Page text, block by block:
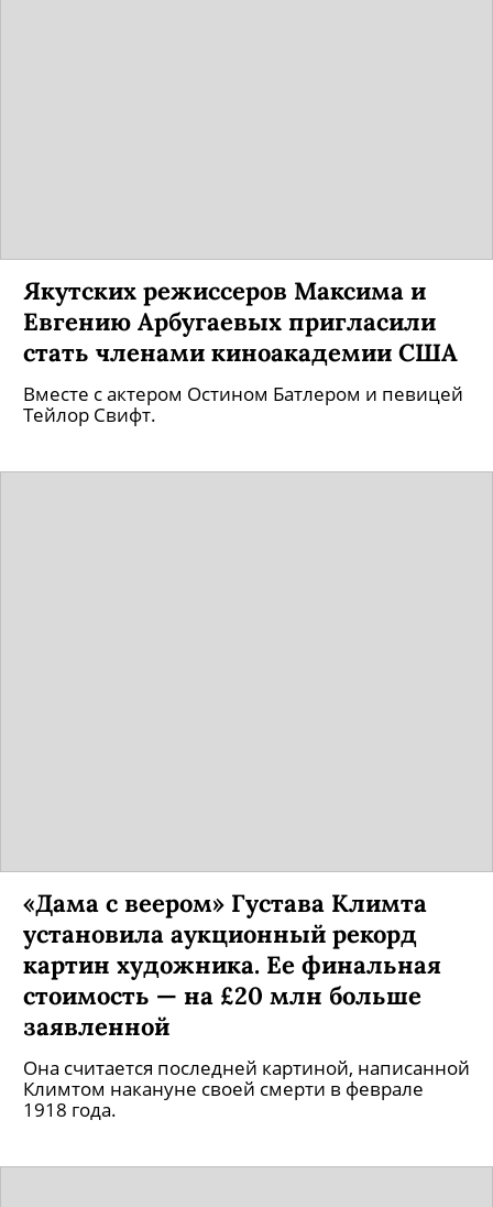
Якутских режиссеров Максима и
Евгению Арбугаевых пригласили
стать членами киноакадемии США
Вместе с актером Остином Батлером и певицей
Тейлор Свифт.
«Дама с веером» Густава Климта
установила аукционный рекорд
картин художника. Ее финальная
стоимость — на £20 млн больше
заявленной
Она считается последней картиной, написанной
Климтом накануне своей смерти в феврале
1918 года.